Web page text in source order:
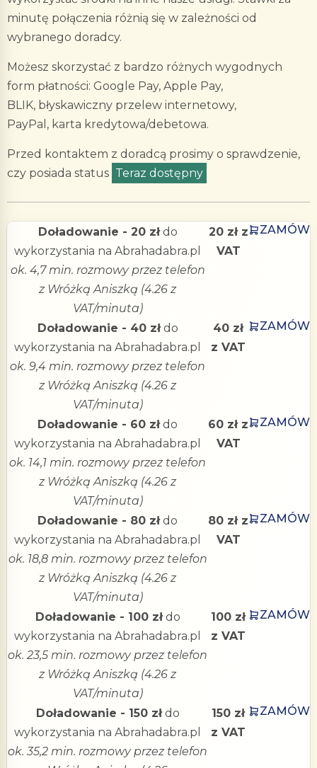
minutę połączenia różnią się w zależności od
wybranego doradcy.
Możesz skorzystać z bardzo różnych wygodnych
form płatności: Google Pay, Apple Pay,
BLIK, błyskawiczny przelew internetowy,
PayPal, karta kredytowa/debetowa.
Przed kontaktem z doradcą prosimy o sprawdzenie,
czy posiada status Teraz dostępny
Doładowanie - 20 złdo
wykorzystania na Abrahadabra.pl
ok. 4,7 min. rozmowy przez telefon
z Wróżką Aniszką (4.26 z
VAT/minuta)
20 zł z
VAT
ZAMÓW
Doładowanie - 40 złdo
wykorzystania na Abrahadabra.pl
ok. 9,4 min. rozmowy przez telefon
z Wróżką Aniszką (4.26 z
VAT/minuta)
40 zł
z VAT
ZAMÓW
Doładowanie - 60 złdo
wykorzystania na Abrahadabra.pl
ok. 14,1 min. rozmowy przez telefon
z Wróżką Aniszką (4.26 z
VAT/minuta)
60 zł z
VAT
ZAMÓW
Doładowanie - 80 złdo
wykorzystania na Abrahadabra.pl
ok. 18,8 min. rozmowy przez telefon
z Wróżką Aniszką (4.26 z
VAT/minuta)
80 zł z
VAT
ZAMÓW
Doładowanie - 100 złdo
wykorzystania na Abrahadabra.pl
ok. 23,5 min. rozmowy przez telefon
z Wróżką Aniszką (4.26 z
VAT/minuta)
100 zł
z VAT
ZAMÓW
Doładowanie - 150 złdo
wykorzystania na Abrahadabra.pl
ok. 35,2 min. rozmowy przez telefon
150 zł
z VAT
ZAMÓW